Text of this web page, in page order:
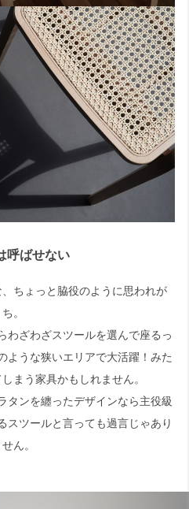
呼ばせない
ちょっと脇役のように思われが
ち。
わざわざスツールを選んで座るっ
ような狭いエリアで大活躍！みた
まう家具かもしれません。
タンを纏ったデザインなら主役級
スツールと言っても過言じゃあり
せん。